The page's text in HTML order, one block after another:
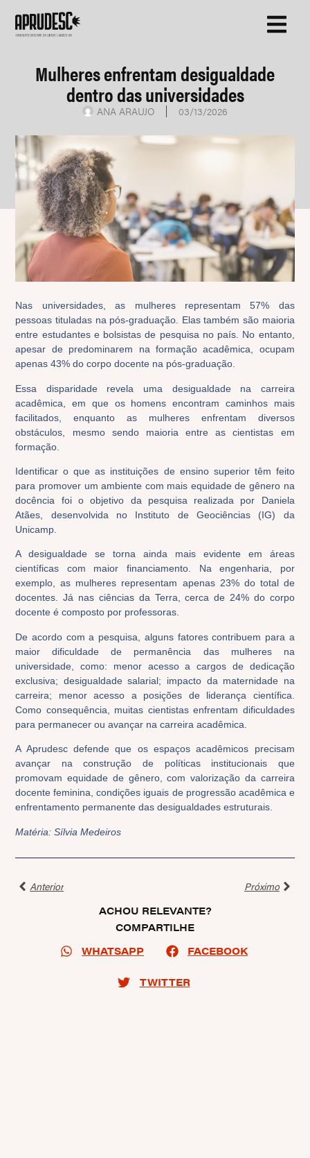
Mulheres enfrentam desigualdade
dentro das universidades
ANA ARAUJO 03/13/2026
Nas universidades, as mulheres representam 57% das
pessoas tituladas na pós-graduação. Elas também são maioria
entre estudantes e bolsistas de pesquisa no país. No entanto,
apesar de predominarem na formação acadêmica, ocupam
apenas 43% do corpo docente na pós-graduação.
Essa disparidade revela uma desigualdade na carreira
acadêmica, em que os homens encontram caminhos mais
facilitados, enquanto as mulheres enfrentam diversos
obstáculos, mesmo sendo maioria entre as cientistas em
formação.
Identificar o que as instituições de ensino superior têm feito
para promover um ambiente com mais equidade de gênero na
docência foi o objetivo da pesquisa realizada por Daniela
Atães, desenvolvida no Instituto de Geociências (IG) da
Unicamp.
A desigualdade se torna ainda mais evidente em áreas
científicas com maior financiamento. Na engenharia, por
exemplo, as mulheres representam apenas 23% do total de
docentes. Já nas ciências da Terra, cerca de 24% do corpo
docente é composto por professoras.
De acordo com a pesquisa, alguns fatores contribuem para a
maior dificuldade de permanência das mulheres na
universidade, como: menor acesso a cargos de dedicação
exclusiva; desigualdade salarial; impacto da maternidade na
carreira; menor acesso a posições de liderança científica.
Como consequência, muitas cientistas enfrentam dificuldades
para permanecer ou avançar na carreira acadêmica.
A Aprudesc defende que os espaços acadêmicos precisam
avançar na construção de políticas institucionais que
promovam equidade de gênero, com valorização da carreira
docente feminina, condições iguais de progressão acadêmica e
enfrentamento permanente das desigualdades estruturais.
Matéria: Sílvia Medeiros
Anterior
Próximo
ACHOU RELEVANTE?
COMPARTILHE
WHATSAPP
FACEBOOK
TWITTER